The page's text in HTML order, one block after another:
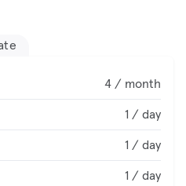
4 / month
1 / day
1 / day
1 / day